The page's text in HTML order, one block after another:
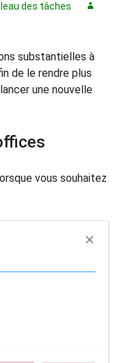
des tâches
substantielles à
de le rendre plus
une nouvelle
vous souhaitez